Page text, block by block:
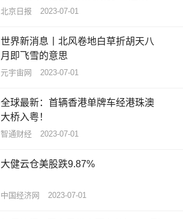
北京日报 2023-07-01
世界新消息丨北风卷地白草折胡天八
月即飞雪的意思
元宇宙网 2023-07-01
全球最新：首辆香港单牌车经港珠澳
大桥入粤！
智通财经 2023-07-01
大健云仓美股跌9.87%
中国经济网 2023-07-01